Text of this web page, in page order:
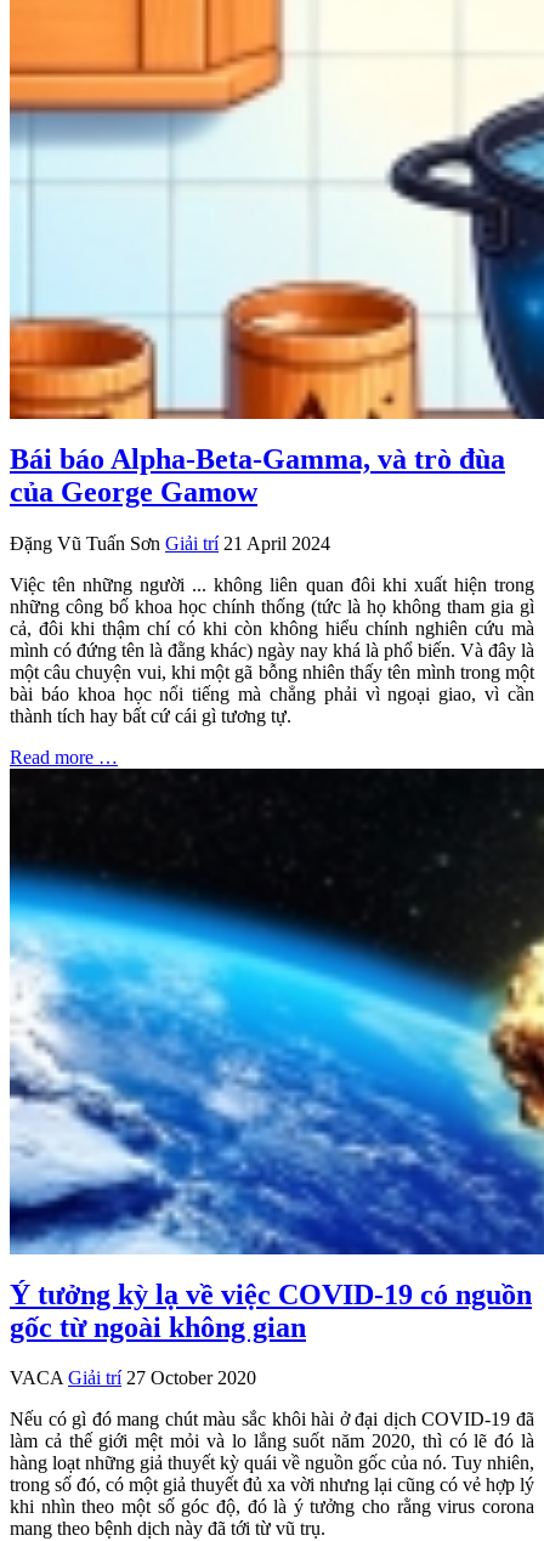
Bái báo Alpha-Beta-Gamma, và trò đùa
của George Gamow
Đặng Vũ Tuấn Sơn Giải trí 21 April 2024
Việc tên những người ... không liên quan đôi khi xuất hiện trong
những công bố khoa học chính thống (tức là họ không tham gia gì
cả, đôi khi thậm chí có khi còn không hiểu chính nghiên cứu mà
mình có đứng tên là đằng khác) ngày nay khá là phổ biến. Và đây là
một câu chuyện vui, khi một gã bỗng nhiên thấy tên mình trong một
bài báo khoa học nổi tiếng mà chẳng phải vì ngoại giao, vì cần
thành tích hay bất cứ cái gì tương tự.
Read more …
Ý tưởng kỳ lạ về việc COVID-19 có nguồn
gốc từ ngoài không gian
VACA Giải trí 27 October 2020
Nếu có gì đó mang chút màu sắc khôi hài ở đại dịch COVID-19 đã
làm cả thế giới mệt mỏi và lo lắng suốt năm 2020, thì có lẽ đó là
hàng loạt những giả thuyết kỳ quái về nguồn gốc của nó. Tuy nhiên,
trong số đó, có một giả thuyết đủ xa vời nhưng lại cũng có vẻ hợp lý
khi nhìn theo một số góc độ, đó là ý tưởng cho rằng virus corona
mang theo bệnh dịch này đã tới từ vũ trụ.